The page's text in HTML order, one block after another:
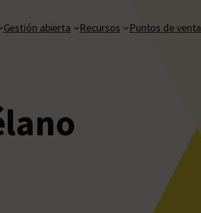
Gestión abierta Recursos Puntos de venta